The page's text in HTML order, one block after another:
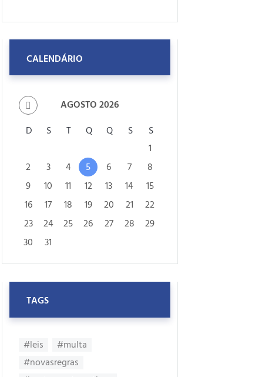
CALENDÁRIO
AGOSTO2026
D
S T Q Q S
S
1
2
3 4 5 6 7
8
9
10 11 12 13 14
15
16
17 18 19 20 21
22
23
24 25 26 27 28
29
30
31
TAGS
#leis
#multa
#novasregras